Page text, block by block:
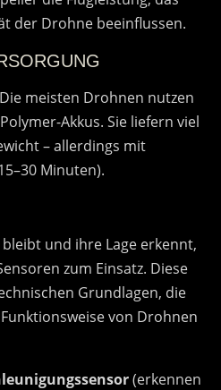
der Drohne beeinflussen.
meisten Drohnen nutzen
Akkus. Sie liefern viel
– allerdings mit
Minuten).
und ihre Lage erkennt,
zum Einsatz. Diese
Grundlagen, die
von Drohnen
(erkennen